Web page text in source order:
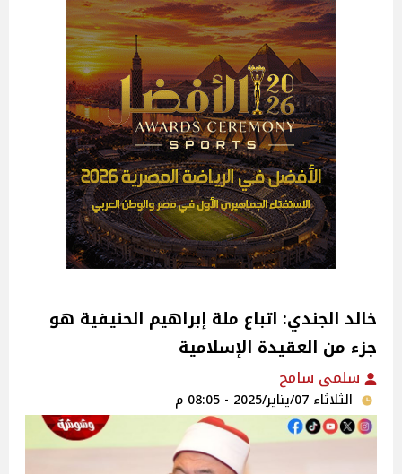
خالد الجندي: اتباع ‎ملة إبراهيم الحنيفية هو
جزء من العقيدة الإسلامية
سلمى سامح
الثلاثاء 07/يناير/2025 - 08:05 م